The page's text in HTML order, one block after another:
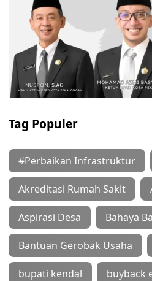
Tag Populer
#Perbaikan Infrastruktur
Akreditasi Rumah Sakit
Aspirasi Desa Bahaya
Bantuan Gerobak Usaha
bupati kendal buyback